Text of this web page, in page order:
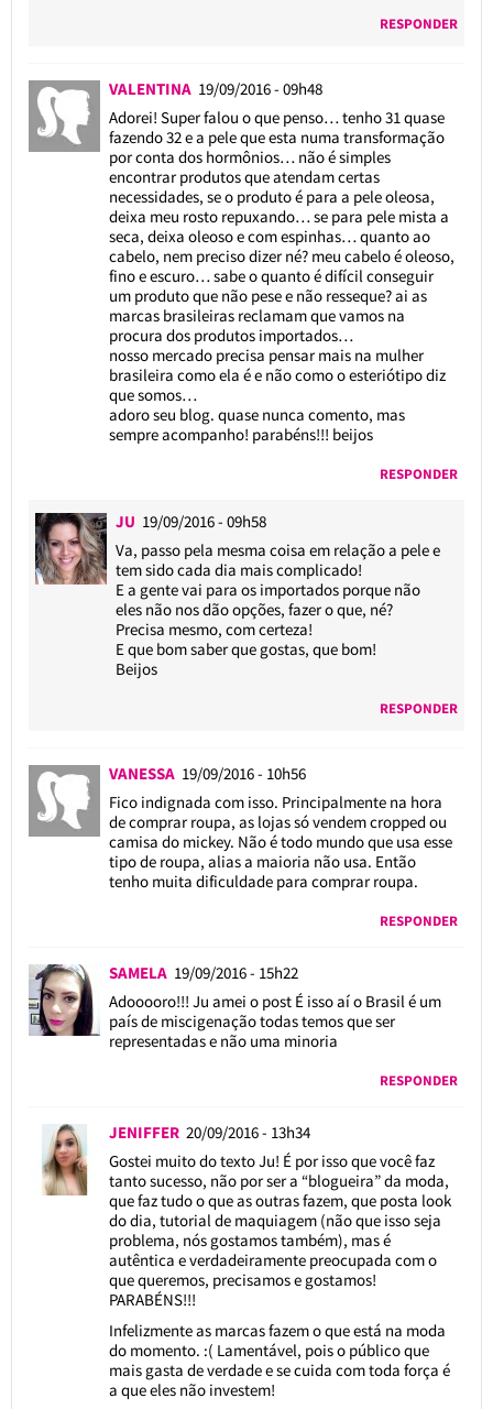
RESPONDER
VALENTINA 19/09/2016 - 09h48
Adorei! Super falou o que penso… tenho 31 quase
fazendo 32 e a pele que esta numa transformação
por conta dos hormônios… não é simples
encontrar produtos que atendam certas
necessidades, se o produto é para a pele oleosa,
deixa meu rosto repuxando… se para pele mista a
seca, deixa oleoso e com espinhas… quanto ao
cabelo, nem preciso dizer né? meu cabelo é oleoso,
fino e escuro… sabe o quanto é difícil conseguir
um produto que não pese e não resseque? ai as
marcas brasileiras reclamam que vamos na
procura dos produtos importados…
nosso mercado precisa pensar mais na mulher
brasileira como ela é e não como o esteriótipo diz
que somos…
adoro seu blog. quase nunca comento, mas
sempre acompanho! parabéns!!! beijos
RESPONDER
JU 19/09/2016 - 09h58
Va, passo pela mesma coisa em relação a pele e
tem sido cada dia mais complicado!
E a gente vai para os importados porque não
eles não nos dão opções, fazer o que, né?
Precisa mesmo, com certeza!
E que bom saber que gostas, que bom!
Beijos
RESPONDER
VANESSA 19/09/2016 - 10h56
Fico indignada com isso. Principalmente na hora
de comprar roupa, as lojas só vendem cropped ou
camisa do mickey. Não é todo mundo que usa esse
tipo de roupa, alias a maioria não usa. Então
tenho muita dificuldade para comprar roupa.
RESPONDER
SAMELA 19/09/2016 - 15h22
Adooooro!!! Ju amei o post É isso aí o Brasil é um
país de miscigenação todas temos que ser
representadas e não uma minoria
RESPONDER
JENIFFER 20/09/2016 - 13h34
Gostei muito do texto Ju! É por isso que você faz
tanto sucesso, não por ser a “blogueira” da moda,
que faz tudo o que as outras fazem, que posta look
do dia, tutorial de maquiagem (não que isso seja
problema, nós gostamos também), mas é
autêntica e verdadeiramente preocupada com o
que queremos, precisamos e gostamos!
PARABÉNS!!!
Infelizmente as marcas fazem o que está na moda
do momento. :( Lamentável, pois o público que
mais gasta de verdade e se cuida com toda força é
a que eles não investem!